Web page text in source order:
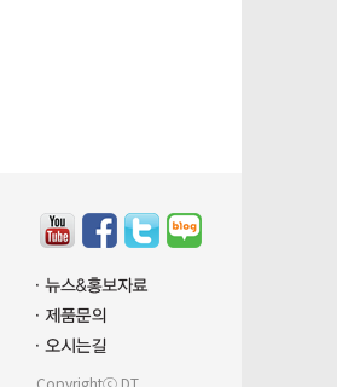
Copyrightⓒ DT.